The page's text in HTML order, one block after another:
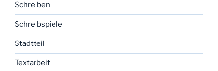
Schreiben
Schreibspiele
Stadtteil
Textarbeit